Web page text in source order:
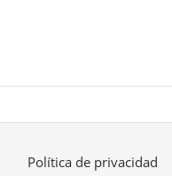
Política de privacidad